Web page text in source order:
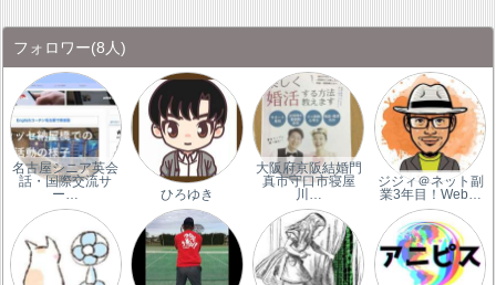
フォロワー(8人)
名古屋シニア英会
話・国際交流サ
ー…
ひろゆき
大阪府京阪結婚門
真市守口市寝屋
川…
ジジィ＠ネット副
業3年目！Web…